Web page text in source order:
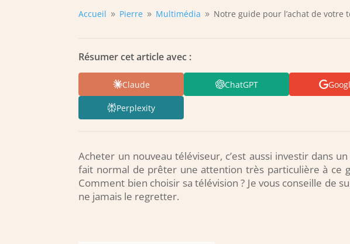
Accueil 9 Pierre 9 Multimédia 9 Notre guide pour l’achat de votre
Résumer cet article avec :
Claude ChatGPT
Perplexity
Acheter un nouveau téléviseur, c’est aussi investir dans
fait normal de prêter une attention très particulière à ce
Comment bien choisir sa télévision ? Je vous conseille de
ne jamais le regretter.